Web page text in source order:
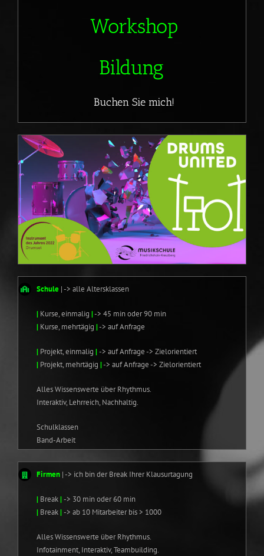
Workshop
Bildung
Buchen Sie mich!
Schule | -> alle Altersklassen
| Kurse, einmalig|-> 45 min oder 90 min
| Kurse, mehrtägig|-> auf Anfrage
| Projekt, einmalig|-> auf Anfrage -> Zielorientiert
| Projekt, mehrtägig|-> auf Anfrage -> Zielorientiert
Alles Wissenswerte über Rhythmus.
Interaktiv, Lehrreich, Nachhaltig.
Schulklassen
Band-Arbeit
Firmen | -> ich bin der Break Ihrer Klausurtagung
| Break|-> 30 min oder 60 min
| Break|-> ab 10 Mitarbeiter bis > 1000
Alles Wissenswerte über Rhythmus.
Infotainment, Interaktiv, Teambuilding.